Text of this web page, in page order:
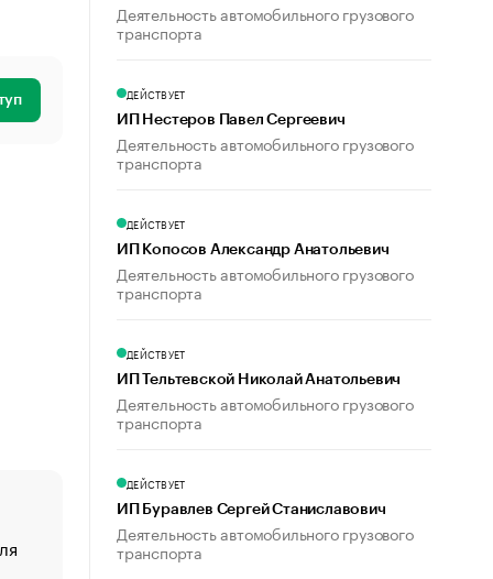
«От спорта тело стареет иначе». Как живет глава
создавшей GTA
Деятельность автомобильного грузового
транспорта
ДЕЙСТВУЕТ
ИП Нестеров Павел Сергеевич
Деятельность автомобильного грузового
транспорта
ДЕЙСТВУЕТ
ИП Копосов Александр Анатольевич
Деятельность автомобильного грузового
транспорта
ДЕЙСТВУЕТ
ИП Тельтевской Николай Анатольевич
Деятельность автомобильного грузового
транспорта
ДЕЙСТВУЕТ
ИП Буравлев Сергей Станиславович
Деятельность автомобильного грузового
транспорта